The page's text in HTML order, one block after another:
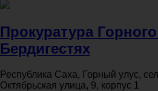
Прокуратура
Бердигестях
Республика Саха, Горный улус,
Октябрьская улица, 9, корпус 1